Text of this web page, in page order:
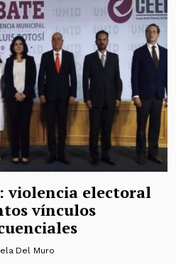
violencia electoral
vínculos
Del Muro